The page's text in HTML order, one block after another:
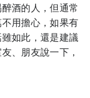
酒的人，但通常
用擔心，如果有
如此，還是建議
、朋友說一下，